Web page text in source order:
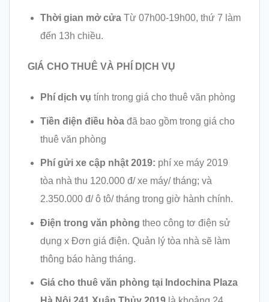
Thời gian mở cửa Từ 07h00-19h00, thứ 7 làm
đến 13h chiều.
GIÁ CHO THUÊ VÀ PHÍ DỊCH VỤ
Phí dịch vụ tính trong giá cho thuê văn phòng
Tiền điện điều hòa đã bao gồm trong giá cho
thuê văn phòng
Phí gửi xe cập nhật 2019: phí xe máy 2019
tòa nhà thu 120.000 đ/ xe máy/ tháng; và
2.350.000 đ/ ô tô/ tháng trong giờ hành chính.
Điện trong văn phòng theo công tơ điện sử
dụng x Đơn giá điện. Quản lý tòa nhà sẽ làm
thông báo hàng tháng.
Giá cho thuê văn phòng tại Indochina Plaza